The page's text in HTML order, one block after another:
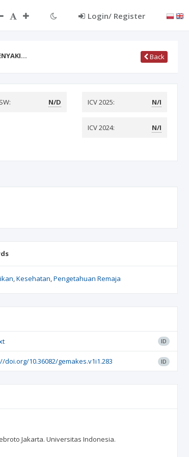
Login/ Register
Back
N/D ICV 2025: N/I
ICV 2024: N/I
Kesehatan Pengetahuan Remaja
ID
doi.org/10.36082/gemakes.v1i1.283 ID
Jakarta. Universitas Indonesia.